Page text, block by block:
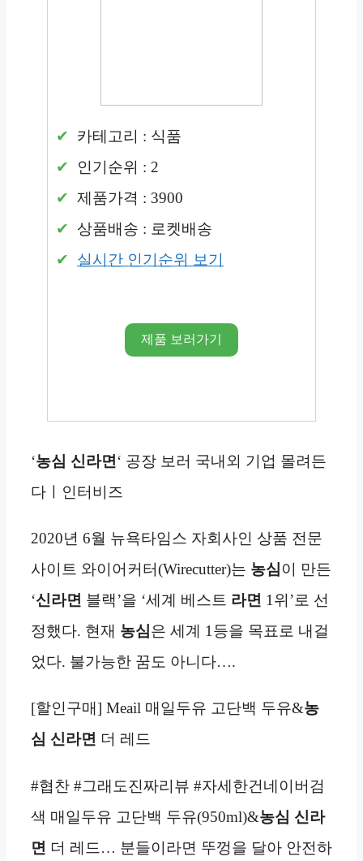
카테고리 : 식품
인기순위 : 2
제품가격 : 3900
상품배송 : 로켓배송
실시간 인기순위 보기
제품 보러가기
‘농심 신라면 ‘ 공장 보러 국내외 기업 몰려든
다ㅣ인터비즈
2020년 6월 뉴욕타임스 자회사인 상품 전문
사이트 와이어커터(Wirecutter)는 농심이 만든
‘신라면 블랙’을 ‘세계 베스트 라면 1위’로 선
정했다. 현재 농심은 세계 1등을 목표로 내걸
었다. 불가능한 꿈도 아니다….
[할인구매] Meail 매일두유 고단백 두유&농
심 신라면 더 레드
#협찬 #그래도진짜리뷰 #자세한건네이버검
색 매일두유 고단백 두유(950ml)&농심 신라
면 더 레드… 분들이라면 뚜껑을 달아 안전하